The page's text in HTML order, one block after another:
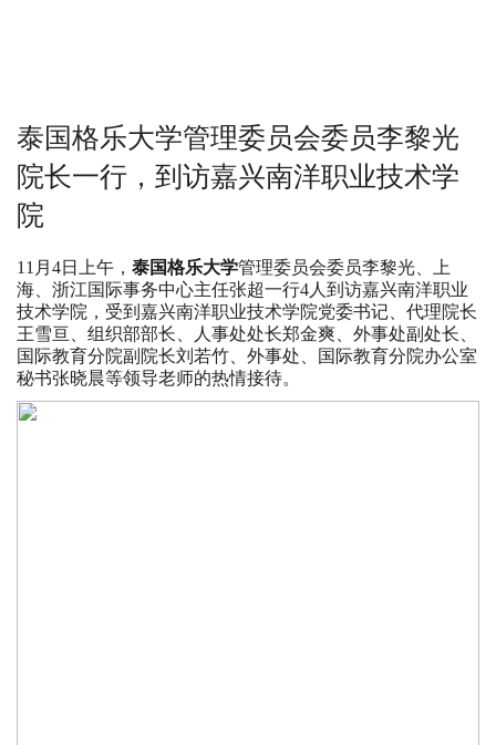
泰国格乐大学管理委员会委员李黎光
院长一行，到访嘉兴南洋职业技术学
院
11月4日上午， 泰国格乐大学管理委员会委员李黎光、上
海、浙江国际事务中心主任张超一行4人到访嘉兴南洋职业
技术学院，受到嘉兴南洋职业技术学院党委书记、代理院长
王雪亘、组织部部长、人事处处长郑金爽、外事处副处长、
国际教育分院副院长刘若竹、外事处、国际教育分院办公室
秘书张晓晨等领导老师的热情接待。